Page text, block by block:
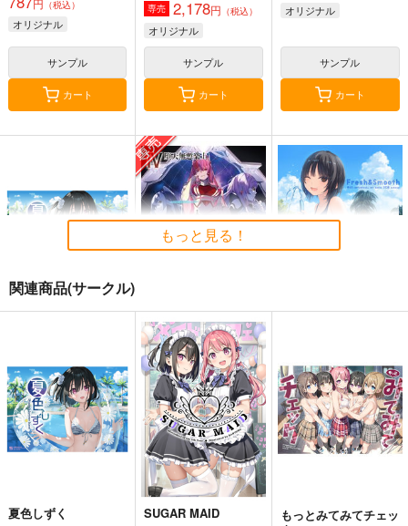
（税込）
オリジナル
サンプル
カート
専売 2,178円 （税込）
オリジナル
サンプル
カート
オリジナル
サンプル
カート
899円（税込）
オリジナル しずく
黒白のアヴェスター 4
神座万象・第十四機
関
専売 3,144円（税込）
オリジナル
サンプル
カート
770円（税込）
オリジナル
青山 澄香
白峰 莉花
もっと見る！
関連商品(サークル)
夏色しずく SUGAR MAID
もっとみてみてチェッ